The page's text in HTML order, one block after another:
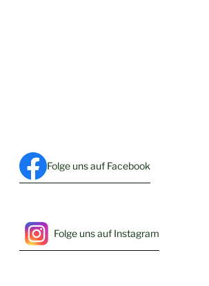
Folge uns auf Facebook
Folge uns auf Instagram